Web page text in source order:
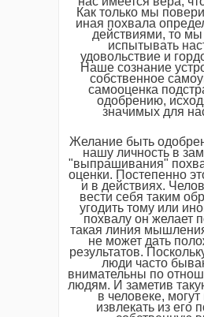
Как только мы
иная похвала
действиями, то
испытывать
удовольствие и
Наше сознание
собственное
самооценка
одобрению,
значимых для
Желание быть
нашу личность в
"выпрашивания"
оценки. Постепенно
и в действиях.
вести себя таким
угодить тому или
похвалу он желает
такая линия
не может дать
результатов.
люди часто
внимательны по
людям. И заметив
в человеке, могут
извлекать из его